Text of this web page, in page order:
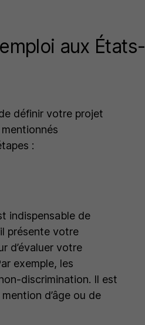
aux États-
définir votre projet
:
indispensable de
présente votre
d’évaluer votre
exemple, les
discrimination. Il est
d’âge ou de